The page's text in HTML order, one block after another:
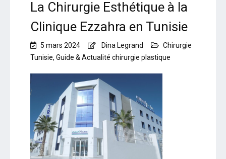
La Chirurgie Esthétique à la
Clinique Ezzahra en Tunisie
5 mars 2024 Dina Legrand
Chirurgie
Tunisie, Guide & Actualité chirurgie plastique